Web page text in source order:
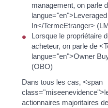
management, on parle
In</TermeEtranger>
Lorsque le propriétaire
acheteur, on parle de
langue="en">Owner
(OBO)
Dans tous les cas, <span
actionnaires majoritaires